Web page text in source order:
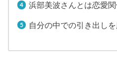
浜部美波さんとは恋愛
自分の中での引き出し